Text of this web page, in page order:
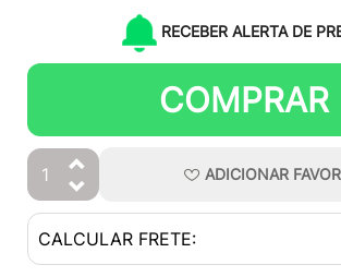
RECEBER ALERTA DE
COMPRAR
ADICIONAR